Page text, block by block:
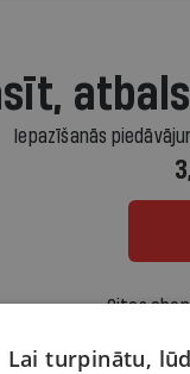
Iepazīšanās
Citas
Lai turpinātu,